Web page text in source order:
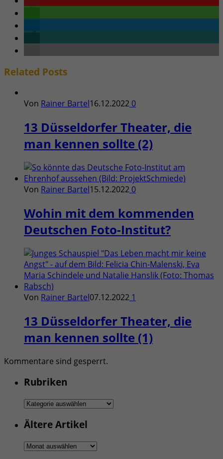
Related Posts
Von Rainer Bartel16.12.2022 0
13 Düsseldorfer Theater, die
man kennen sollte (2)
Von Rainer Bartel15.12.2022 0
Wohin mit dem kommenden
Deutschen Foto-Institut?
Von Rainer Bartel07.12.2022 1
13 Düsseldorfer Theater, die
man kennen sollte (1)
Kommentare sind gesperrt.
Rubriken
Rubriken
Ältere Artikel
Ältere